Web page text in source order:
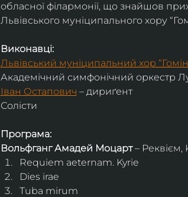
обласної філармонії, що знайшов
Львівського муніципального хору
Виконавці:
Львівський муніципальний хор
Академічний симфонічний оркестр
Іван Остапович – дириґент
Солісти
Програма:
Вольфганг Амадей Моцарт – Реквієм,
Requiem aeternam. Kyrie
Dies irae
Tuba mirum